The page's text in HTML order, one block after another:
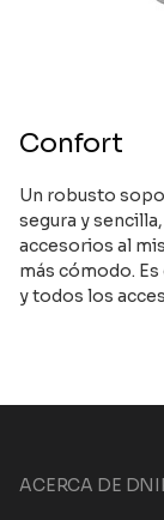
Confort
Un robusto
segura y
accesorios al
más cómodo.
y todos los
ACERCA DE